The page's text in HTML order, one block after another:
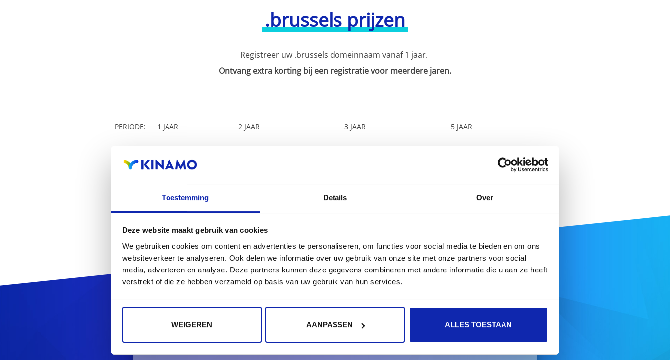
Toestemming Details Over
Deze website maakt gebruik van cookies
We gebruiken cookies om content en advertenties te personaliseren, om functies voor social media te bieden en om ons
websiteverkeer te analyseren. Ook delen we informatie over uw gebruik van onze site met onze partners voor social
media, adverteren en analyse. Deze partners kunnen deze gegevens combineren met andere informatie die u aan ze heeft
verstrekt of die ze hebben verzameld op basis van uw gebruik van hun services.
WEIGEREN AANPASSEN ALLES TOESTAAN
.brussels prijzen
Registreer uw .brussels domeinnaam vanaf 1 jaar.
Ontvang extra korting bij een registratie voor meerdere jaren.
PERIODE: 1 JAAR 2 JAAR 3 JAAR 5 JAAR
PRIJS: (5 jaar) -5%
Registreer uw.brusselsdomeinnaam
.brussels DOMEIN ZOEKEN